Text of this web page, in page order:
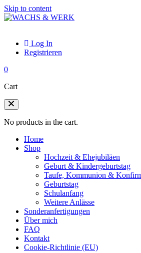
Skip to content
Log In
Registrieren
0
Cart
No products in the cart.
Home
Shop
Hochzeit & Ehejubiläen
Geburt & Kindergeburtstag
Taufe, Kommunion &
Geburtstag
Schulanfang
Weitere Anlässe
Sonderanfertigungen
Über mich
FAQ
Kontakt
Cookie-Richtlinie (EU)